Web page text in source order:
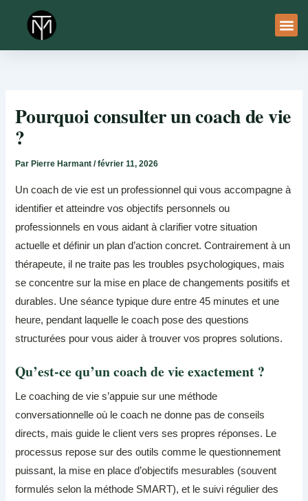
contenu
Pourquoi consulter un coach de vie
?
Par Pierre Harmant/février 11, 2026
Un coach de vie est un professionnel qui vous accompagne à
identifier et atteindre vos objectifs personnels ou
professionnels en vous aidant à clarifier votre situation
actuelle et définir un plan d’action concret. Contrairement à un
thérapeute, il ne traite pas les troubles psychologiques, mais
se concentre sur la mise en place de changements positifs et
durables. Une séance typique dure entre 45 minutes et une
heure, pendant laquelle le coach pose des questions
structurées pour vous aider à trouver vos propres solutions.
Qu’est-ce qu’un coach de vie exactement ?
Le coaching de vie s’appuie sur une méthode
conversationnelle où le coach ne donne pas de conseils
directs, mais guide le client vers ses propres réponses. Le
processus repose sur des outils comme le questionnement
puissant, la mise en place d’objectifs mesurables (souvent
formulés selon la méthode SMART), et le suivi régulier des